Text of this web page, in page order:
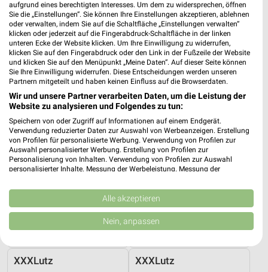
Gültig bis Fr. 14.08. Gültig bis Fr. 14.08.
XXXLutz
1,2 km
Badezimmer-Testerinnen
XXXLutz
1,2 km
Junges Wohnen
XXXLutz XXXLutz
aufgrund eines berechtigten Interesses. Um dem zu widersprechen, öffnen
Sie die „Einstellungen“. Sie können Ihre Einstellungen akzeptieren, ablehnen
oder verwalten, indem Sie auf die Schaltfläche „Einstellungen verwalten“
klicken oder jederzeit auf die Fingerabdruck-Schaltfläche in der linken
unteren Ecke der Website klicken. Um Ihre Einwilligung zu widerrufen,
klicken Sie auf den Fingerabdruck oder den Link in der Fußzeile der Website
und klicken Sie auf den Menüpunkt „Meine Daten“. Auf dieser Seite können
Sie Ihre Einwilligung widerrufen. Diese Entscheidungen werden unseren
Partnern mitgeteilt und haben keinen Einfluss auf die Browserdaten.
Wir und unsere Partner verarbeiten Daten, um die Leistung der
Website zu analysieren und Folgendes zu tun:
Speichern von oder Zugriff auf Informationen auf einem Endgerät.
Verwendung reduzierter Daten zur Auswahl von Werbeanzeigen. Erstellung
von Profilen für personalisierte Werbung. Verwendung von Profilen zur
Auswahl personalisierter Werbung. Erstellung von Profilen zur
Personalisierung von Inhalten. Verwendung von Profilen zur Auswahl
personalisierter Inhalte. Messung der Werbeleistung. Messung der
Kombinationen von Daten aus verschiedenen Quellen. Entwicklung und
Verbesserung der Angebote. Verwendung reduzierter Daten zur Auswahl
von Inhalten.
Daten können außerhalb der Europäischen Union weitergegeben und in die
USA gesendet werden.
Website/App.
Partnerliste anzeigen (1 IAB-Anbieter)
Alle akzeptieren
Nein, anpassen